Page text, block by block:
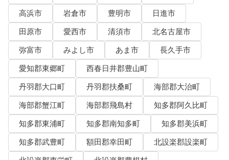
高浜市
岩倉市 豊明市
日進市
田原市
愛西市 清須市
北名古屋市
弥富市
みよし市 あま市
長久手市
愛知郡東郷町
西春日井郡豊山町
丹羽郡大口町
丹羽郡扶桑町
海部郡大治町
海部郡蟹江町
海部郡飛島村
知多郡阿久比町
知多郡東浦町
知多郡南知多町
知多郡美浜町
知多郡武豊町
額田郡幸田町
北設楽郡設楽町